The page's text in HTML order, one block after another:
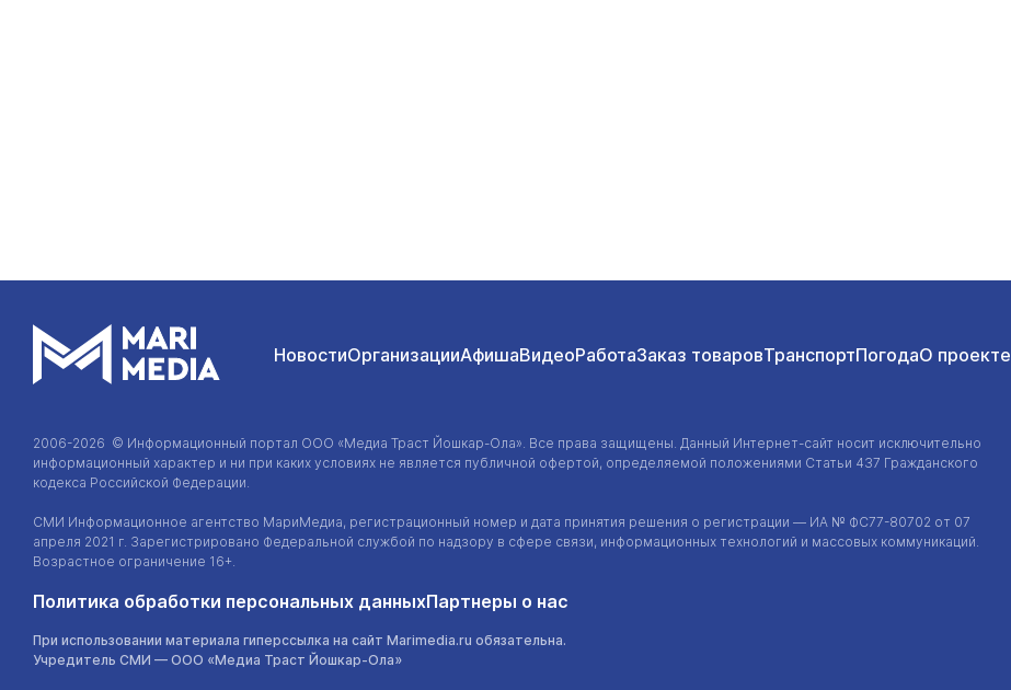
НовостиОрганизацииАфишаВидеоРаботаЗаказ товаровТранспортПогодаО проекте
2006-2026 © Информационный портал ООО «Медиа Траст Йошкар-Ола». Все права защищены. Данный Интернет-сайт носит исключительно
информационный характер и ни при каких условиях не является публичной офертой, определяемой положениями Статьи 437 Гражданского
кодекса Российской Федерации.
СМИ Информационное агентство МариМедиа, регистрационный номер и дата принятия решения о регистрации — ИА № ФС77-80702 от 07
апреля 2021 г. Зарегистрировано Федеральной службой по надзору в сфере связи, информационных технологий и массовых коммуникаций.
Возрастное ограничение 16+.
Политика обработки персональных данныхПартнеры о нас
При использовании материала гиперссылка на сайт Marimedia.ru обязательна.
Учредитель СМИ — ООО «Медиа Траст Йошкар-Ола»